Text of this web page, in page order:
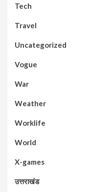
Tech
Travel
Uncategorized
Vogue
War
Weather
Worklife
World
X-games
उत्तराखंड